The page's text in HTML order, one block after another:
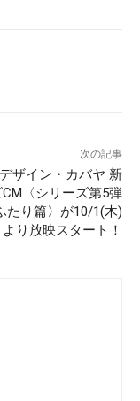
次の記事
ザイン・カバヤ 新
〈シリーズ第5弾
たり篇〉が10/1(木)
より放映スタート！